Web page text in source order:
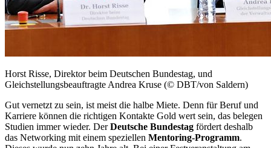
Horst Risse, Direktor beim Deutschen Bundestag, und
Gleichstellungsbeauftragte Andrea Kruse (© DBT/von Saldern)
Gut vernetzt zu sein, ist meist die halbe Miete. Denn für Beruf und
Karriere können die richtigen Kontakte Gold wert sein, das belegen
Studien immer wieder. DerDeutsche Bundestag fördert deshalb
das Networking mit einem speziellen Mentoring-Programm.